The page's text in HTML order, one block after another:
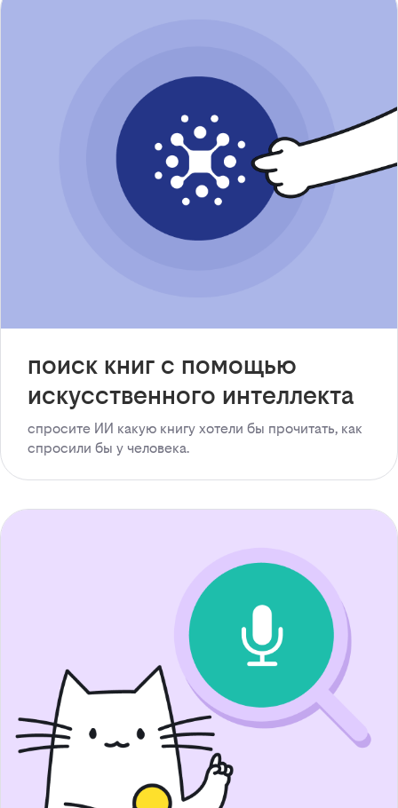
поиск книг с помощью
искусственного интеллекта
спросите ИИ какую книгу хотели бы прочитать, как
спросили бы у человека.